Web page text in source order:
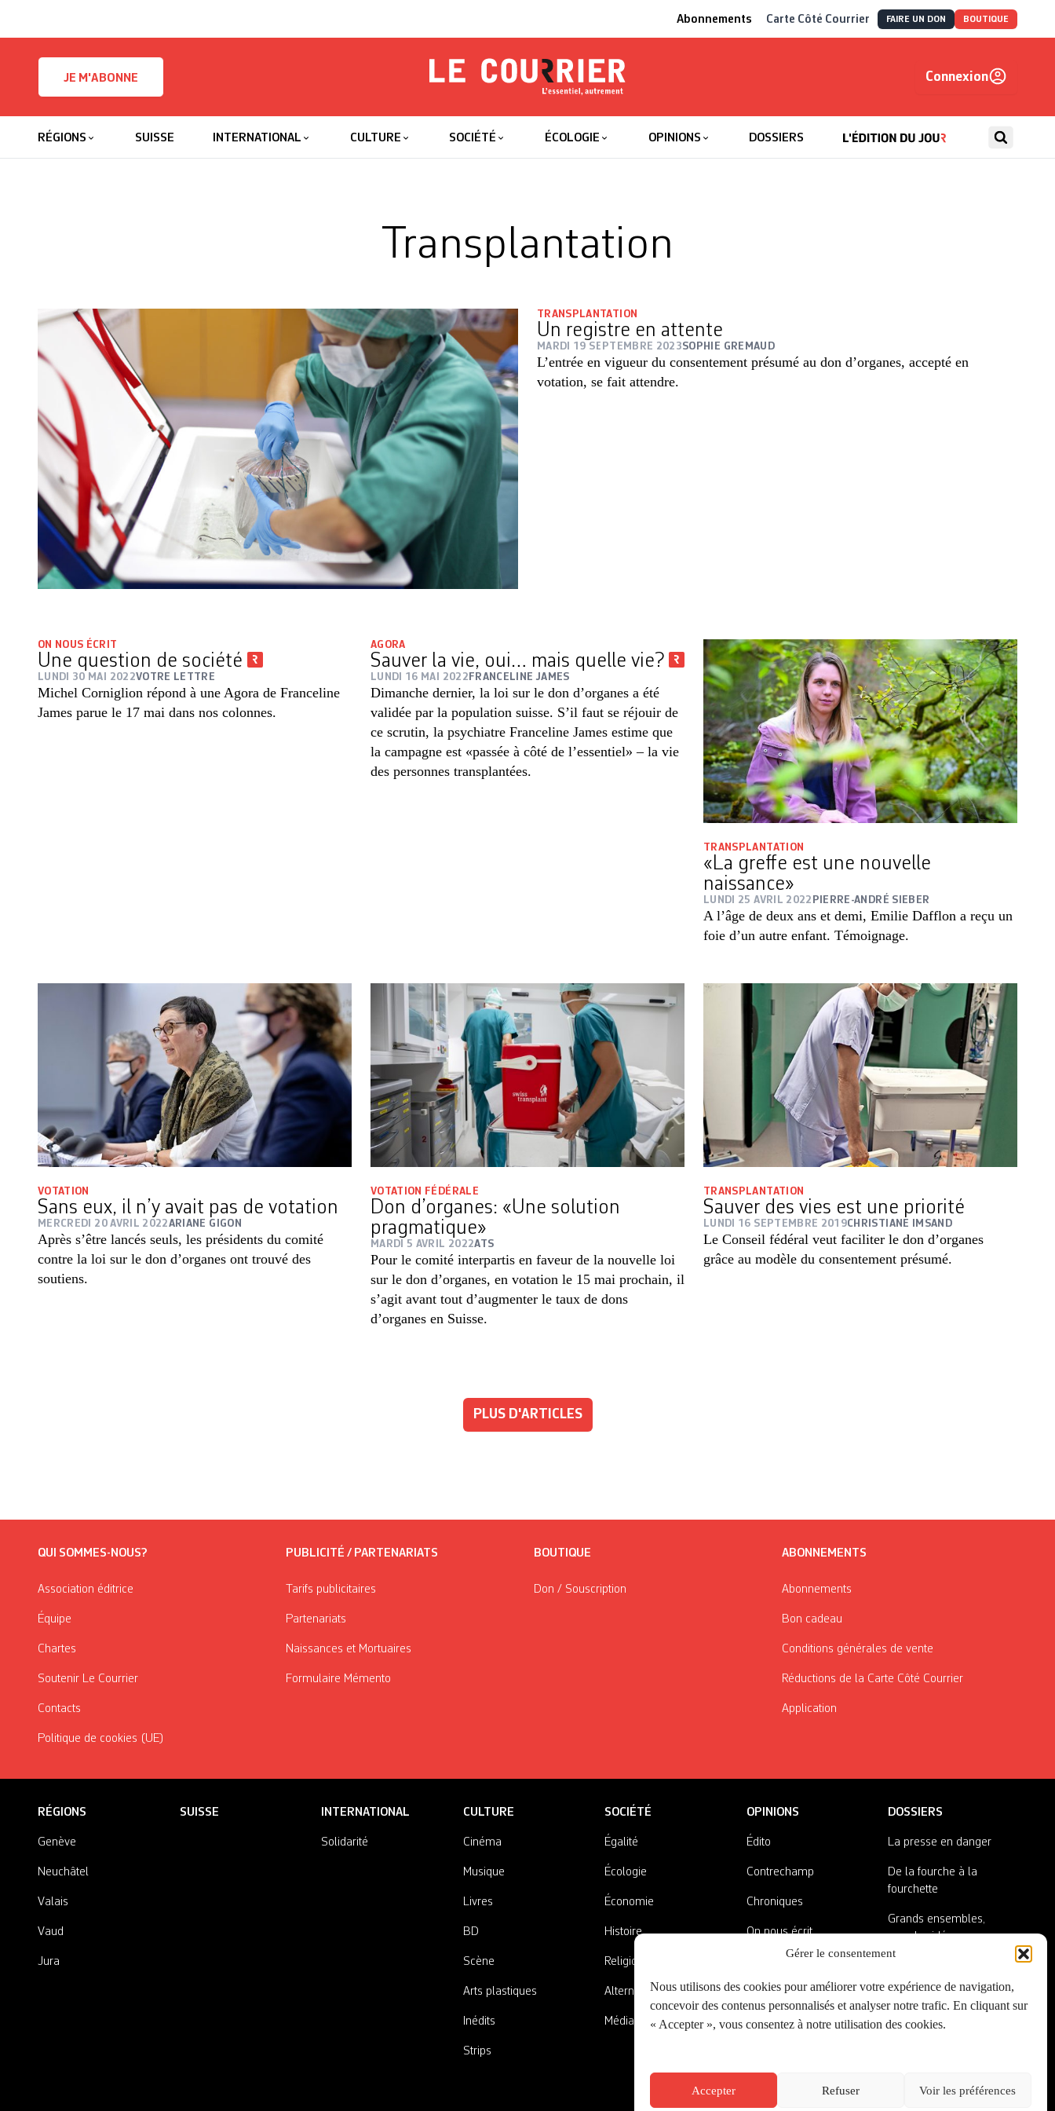
Gérer le consentement
Nous utilisons des cookies pour améliorer votre expérience de navigation,
concevoir des contenus personnalisés et analyser notre trafic. En cliquant sur
« Accepter », vous consentez à notre utilisation des cookies.
Accepter Refuser Voir les préférences
Abonnements Carte Côté Courrier FAIRE UN DON BOUTIQUE
JE M'ABONNE
Le Courrier
Connexion
RÉGIONS SUISSE INTERNATIONAL CULTURE SOCIÉTÉ ÉCOLOGIE OPINIONS DOSSIERS
Transplantation
TRANSPLANTATION
Un registre en attente
MARDI 19 SEPTEMBRE 2023SOPHIE GREMAUD
L’entrée en vigueur du consentement présumé au don d’organes, accepté en
votation, se fait attendre.
ON NOUS ÉCRIT
Une question de société
LUNDI 30 MAI 2022VOTRE LETTRE
Michel Corniglion répond à une Agora de Franceline
James parue le 17 mai dans nos colonnes.
AGORA
Sauver la vie, oui… mais quelle vie?
LUNDI 16 MAI 2022 FRANCELINE JAMES
Dimanche dernier, la loi sur le don d’organes a été
validée par la population suisse. S’il faut se réjouir de
ce scrutin, la psychiatre Franceline James estime que
la campagne est «passée à côté de l’essentiel» – la vie
des personnes transplantées.
TRANSPLANTATION
«La greffe est une nouvelle
naissance»
LUNDI 25 AVRIL 2022 PIERRE-ANDRÉ SIEBER
A l’âge de deux ans et demi, Emilie Dafflon a reçu un
foie d’un autre enfant. Témoignage.
VOTATION
Sans eux, il n’y avait pas de votation
MERCREDI 20 AVRIL 2022ARIANE GIGON
Après s’être lancés seuls, les présidents du comité
contre la loi sur le don d’organes ont trouvé des
soutiens.
VOTATION FÉDÉRALE
Don d’organes: «Une solution
pragmatique»
MARDI 5 AVRIL 2022ATS
Pour le comité interpartis en faveur de la nouvelle loi
sur le don d’organes, en votation le 15 mai prochain, il
s’agit avant tout d’augmenter le taux de dons
d’organes en Suisse.
TRANSPLANTATION
Sauver des vies est une priorité
LUNDI 16 SEPTEMBRE 2019CHRISTIANE IMSAND
Le Conseil fédéral veut faciliter le don d’organes
grâce au modèle du consentement présumé.
PLUS D'ARTICLES
QUI SOMMES-NOUS?
Association éditrice
Équipe
Chartes
Soutenir Le Courrier
Contacts
Politique de cookies (UE)
PUBLICITÉ / PARTENARIATS
Tarifs publicitaires
Partenariats
Naissances et Mortuaires
Formulaire Mémento
BOUTIQUE
Don / Souscription
ABONNEMENTS
Abonnements
Bon cadeau
Conditions générales de vente
Réductions de la Carte Côté Courrier
Application
RÉGIONS
Genève
Neuchâtel
Valais
Vaud
Jura
SUISSE INTERNATIONAL
Solidarité
CULTURE
Cinéma
Musique
Livres
BD
Scène
Arts plastiques
Inédits
Strips
SOCIÉTÉ
Égalité
Écologie
Économie
Histoire
Religions
Alternatives
Médias
OPINIONS
Édito
Contrechamp
Chroniques
On nous écrit
Nos invité·es
A côté de la plaque
DOSSIERS
La presse en danger
De la fourche à la
fourchette
Grands ensembles,
grandes idées